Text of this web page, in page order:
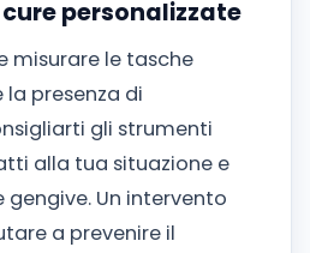
personalizzate
misurare le tasche
presenza di
gli strumenti
alla tua situazione e
Un intervento
a prevenire il